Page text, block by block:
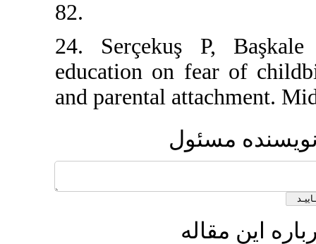
24.
education on
and parental